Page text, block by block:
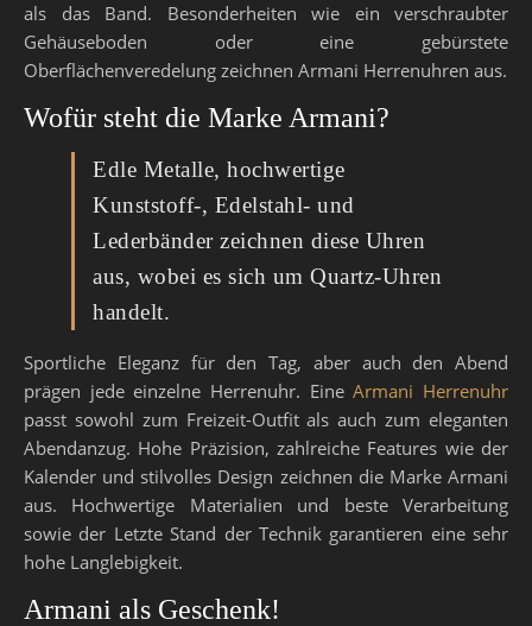
als das Band. Besonderheiten wie ein verschraubter
Gehäuseboden oder eine gebürstete
Oberflächenveredelung zeichnen Armani Herrenuhren aus.
Wofür steht die Marke Armani?
Edle Metalle, hochwertige
Kunststoff-, Edelstahl- und
Lederbänder zeichnen diese Uhren
aus, wobei es sich um Quartz-Uhren
handelt.
Sportliche Eleganz für den Tag, aber auch den Abend
prägen jede einzelne Herrenuhr. EineArmani Herrenuhr
passt sowohl zum Freizeit-Outfit als auch zum eleganten
Abendanzug. Hohe Präzision, zahlreiche Features wie der
Kalender und stilvolles Design zeichnen die Marke Armani
aus. Hochwertige Materialien und beste Verarbeitung
sowie der Letzte Stand der Technik garantieren eine sehr
hohe Langlebigkeit.
Armani als Geschenk!